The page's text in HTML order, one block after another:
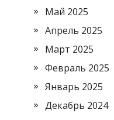
Май 2025
Апрель 2025
Март 2025
Февраль 2025
Январь 2025
Декабрь 2024